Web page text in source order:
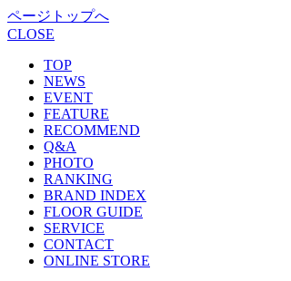
ページトップへ
CLOSE
TOP
NEWS
EVENT
FEATURE
RECOMMEND
Q&A
PHOTO
RANKING
BRAND INDEX
FLOOR GUIDE
SERVICE
CONTACT
ONLINE STORE